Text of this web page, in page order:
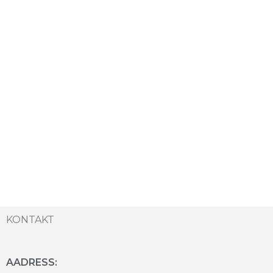
KONTAKT
AADRESS: